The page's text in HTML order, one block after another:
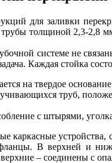
для заливки
трубы толщиной 2,3-2,8
системе не
Каждая стойка
на твердое
труб,
с штырями,
каркасные
В верхней и
– соединены с